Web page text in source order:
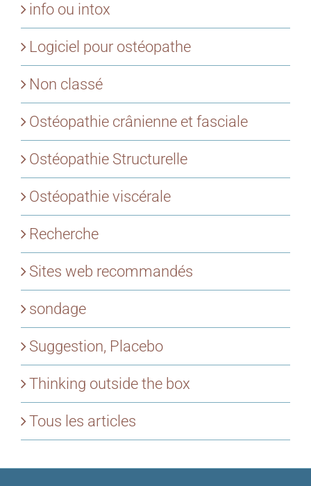
info ou intox
Logiciel pour ostéopathe
Non classé
Ostéopathie crânienne et fasciale
Ostéopathie Structurelle
Ostéopathie viscérale
Recherche
Sites web recommandés
sondage
Suggestion, Placebo
Thinking outside the box
Tous les articles